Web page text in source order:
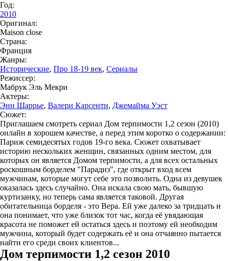
Год:
2010
Оригинал:
Maison close
Страна:
Франция
Жанры:
Исторические, Про 18-19 век, Сериалы
Режиссер:
Мабрук Эль Мекри
Актеры:
Энн Шаррье, Валери Карсенти, Джемайма Уэст
Сюжет:
Приглашаем смотреть сериал Дом терпимости 1,2 сезон (2010)
онлайн в хорошем качестве, а перед этим коротко о содержании:
Париж семидесятых годов 19-го века. Сюжет охватывает
историю нескольких женщин, связанных одним местом, для
которых он является Домом терпимости, а для всех остальных
роскошным борделем "Парадиз", где открыт вход всем
мужчинам, которые могут себе это позволить. Одна из девушек
оказалась здесь случайно. Она искала свою мать, бывшую
куртизанку, но теперь сама является таковой. Другая
обитательница борделя - это Вера. Ей уже далеко за тридцать и
она понимает, что уже близок тот час, когда её увядающая
красота не поможет ей остаться здесь и поэтому ей необходим
мужчина, который будет содержать её и она отчаянно пытается
найти его среди своих клиентов...
Дом терпимости 1,2 сезон 2010